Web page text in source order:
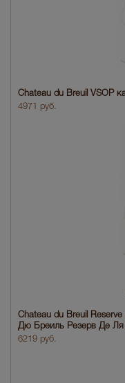
Chateau du Breuil VSOP
4971 руб.
Chateau du Breuil
Дю Бреиль Резерв Де
6219 руб.